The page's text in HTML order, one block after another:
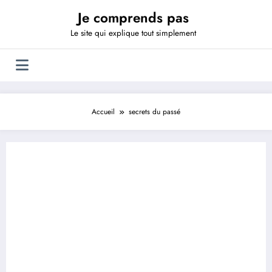
Je comprends pas
Le site qui explique tout simplement
Accueil secrets du passé